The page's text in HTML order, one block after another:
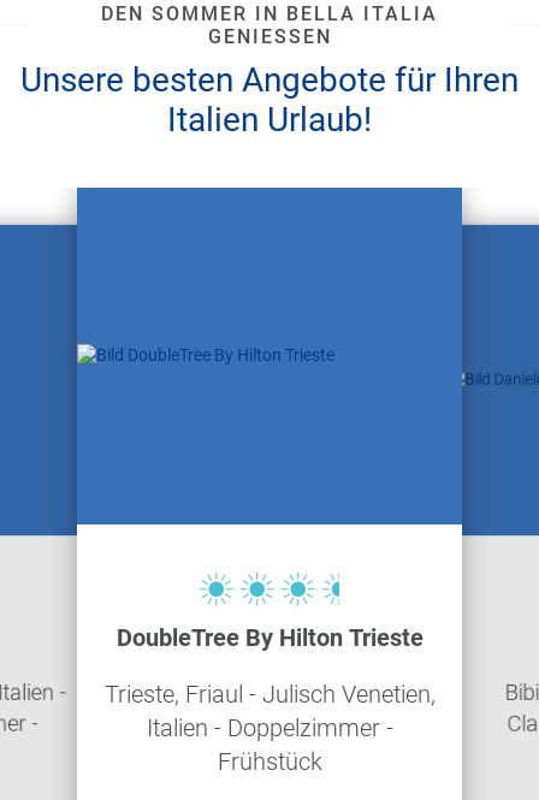
DEN SOMMER IN BELLA ITALIA
GENIESSEN
Unsere besten Angebote für Ihren
Italien Urlaub!
-
-
DoubleTree By Hilton Trieste
Trieste, Friaul - Julisch Venetien,
Italien - Doppelzimmer -
Frühstück